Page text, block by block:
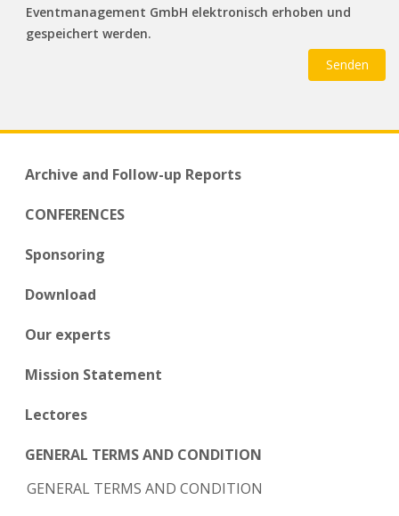
Eventmanagement GmbH elektronisch erhoben und
gespeichert werden.
Archive and Follow-up Reports
CONFERENCES
Sponsoring
Download
Our experts
Mission Statement
Lectores
GENERAL TERMS AND CONDITION
GENERAL TERMS AND CONDITION